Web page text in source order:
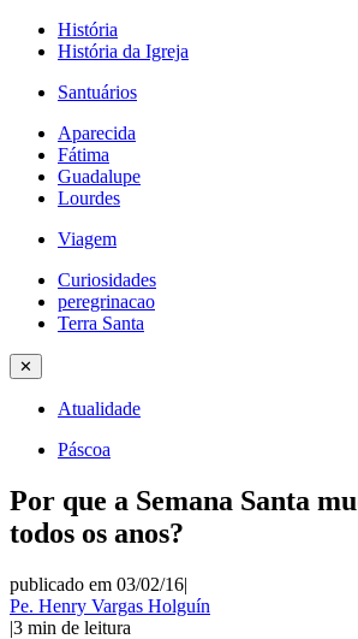
História
História da Igreja
Santuários
Aparecida
Fátima
Guadalupe
Lourdes
Viagem
Curiosidades
peregrinacao
Terra Santa
✕
Atualidade
Páscoa
Por que a Semana Santa
todos os anos?
publicado em 03/02/16|
Pe. Henry Vargas Holguín
|3 min de leitura